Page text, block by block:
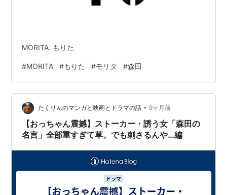
MORITA. もりた
#MORITA #もりた #モリタ #森田
たくりんのマンガと映画とドラマの話 • 9ヶ月前
【おっちゃん震撼】ストーカー・誘う女「森田の
名言」全部重すぎて草。でも刺さるんや…編